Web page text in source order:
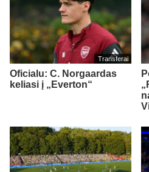
Transferai
Oficialu: C. Norgaardas
keliasi į „Everton“